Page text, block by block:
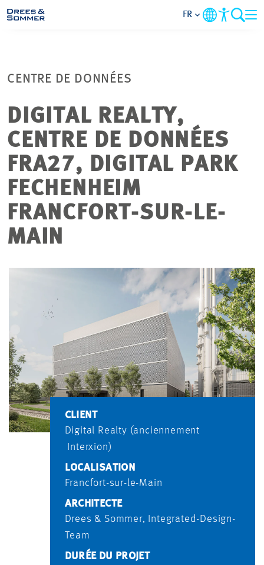
ENTREPRISE
DURABILITÉ
CARRIÈRE
FR
CENTRE DE DONNÉES
DIGITAL REALTY,
CENTRE DE DONNÉES
FRA27, DIGITAL PARK
FECHENHEIM
FRANCFORT-SUR-LE-
MAIN
CLIENT
Digital Realty (anciennement
Interxion)
LOCALISATION
Francfort-sur-le-Main
ARCHITECTE
Drees & Sommer, Integrated-Design-
Team
DURÉE DU PROJET